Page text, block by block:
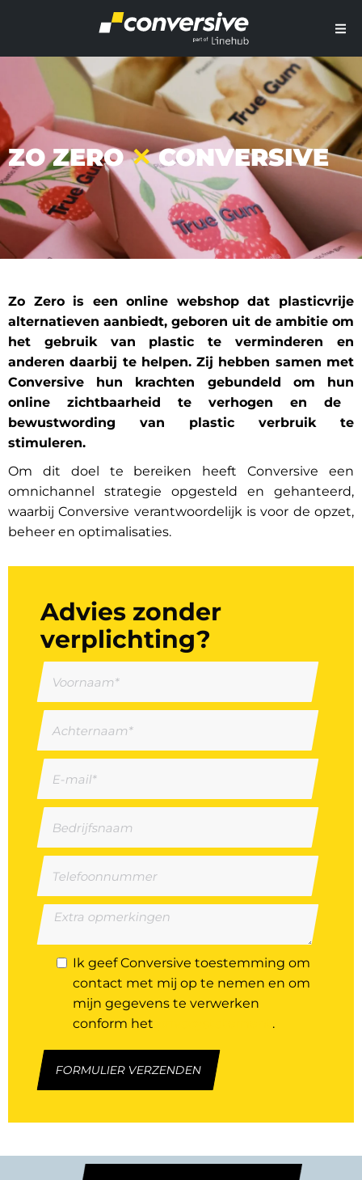
ZO ZERO✕CONVERSIVE
Zo Zero is een online webshop dat plasticvrije
alternatieven aanbiedt, geboren uit de ambitie om
het gebruik van plastic te verminderen en
anderen daarbij te helpen. Zij hebben samen met
Conversive hun krachten gebundeld om hun
online zichtbaarheid te verhogen en de
bewustwording van plastic verbruik te
stimuleren.
Om dit doel te bereiken heeft Conversive een
omnichannel strategie opgesteld en gehanteerd,
waarbij Conversive verantwoordelijk is voor de opzet,
beheer en optimalisaties.
Advies zonder
verplichting?
Ik geef Conversive toestemming om
contact met mij op te nemen en om
mijn gegevens te verwerken
conform het
.